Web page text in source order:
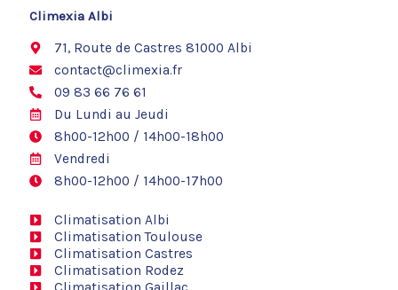
o
Climexia Albi
71, Route de Castres 81000 Albi
contact@climexia.fr
09 83 66 76 61
Du Lundi au Jeudi
8h00-12h00 / 14h00-18h00
Vendredi
8h00-12h00 / 14h00-17h00
Climatisation Albi
Climatisation Toulouse
Climatisation Castres
Climatisation Rodez